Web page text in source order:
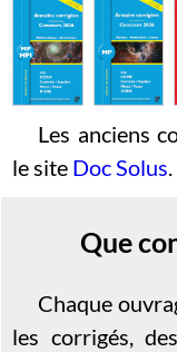
Les anciens
le site Doc Solus.
Que
Chaque
les corrigés,